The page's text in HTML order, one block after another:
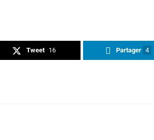
Tweet 16 Partager 4